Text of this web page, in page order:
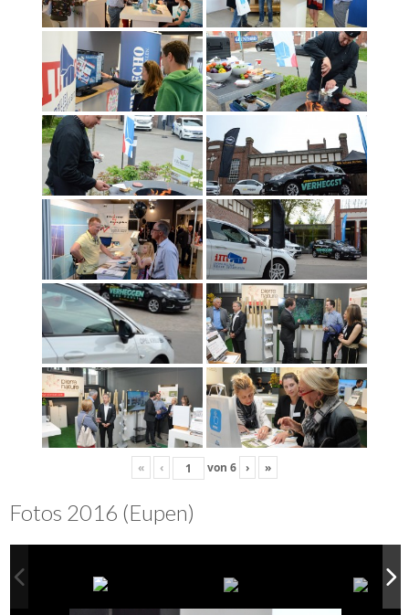
« ‹ von 6 › »
Fotos 2016 (Eupen)